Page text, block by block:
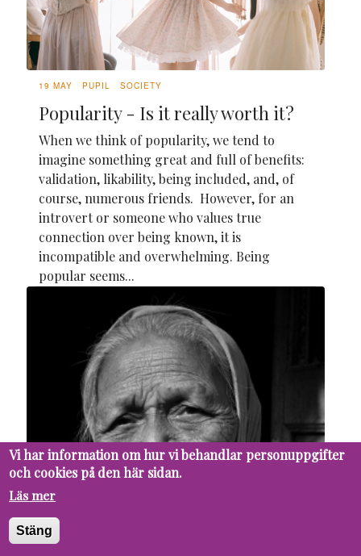
19 MAY PUPIL SOCIETY
Popularity - Is it really worth it?
When we think of popularity, we tend to
imagine something great and full of benefits:
validation, likability, being included, and, of
course, numerous friends. However, for an
introvert or someone who values true
connection over being known, it is
incompatible and overwhelming. Being
popular seems...
Vi har information om hur vi behandlar personuppgifter
och cookies på den här sidan.
Läs mer
Stäng